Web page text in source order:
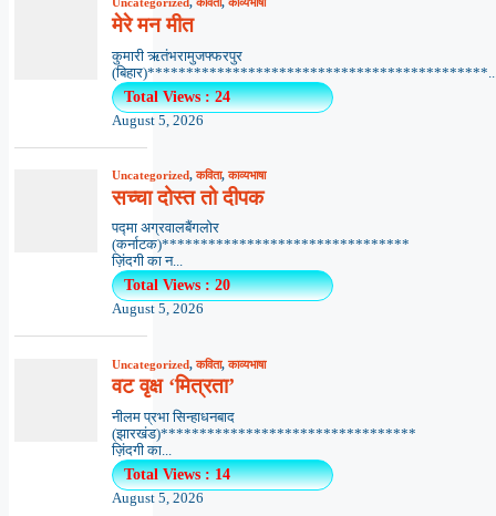
मेरे मन मीत
कुमारी ऋतंभरामुजफ्फरपुर
Total Views : 24
August 5, 2026
Uncategorized,कविता,काव्यभाषा
सच्चा दोस्त तो दीपक
पद्मा अग्रवालबैंगलोर
(कर्नाटक)********************************
ज़िंदगी का न...
Total Views : 20
August 5, 2026
Uncategorized,कविता,काव्यभाषा
वट वृक्ष ‘मित्रता’
नीलम प्रभा सिन्हाधनबाद
(झारखंड)*********************************
ज़िंदगी का...
Total Views : 14
August 5, 2026